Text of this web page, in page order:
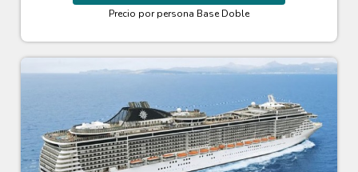
Precio por persona Base Doble